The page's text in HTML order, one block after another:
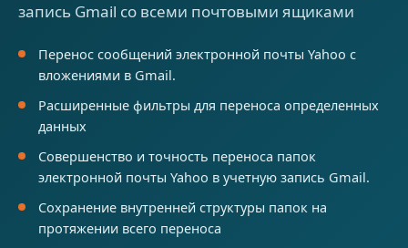
запись Gmail со всеми почтовыми ящиками
Перенос сообщений электронной почты Yahoo с
вложениями в Gmail.
Расширенные фильтры для переноса определенных
данных
Совершенство и точность переноса папок
электронной почты Yahoo в учетную запись Gmail.
Сохранение внутренней структуры папок на
протяжении всего переноса